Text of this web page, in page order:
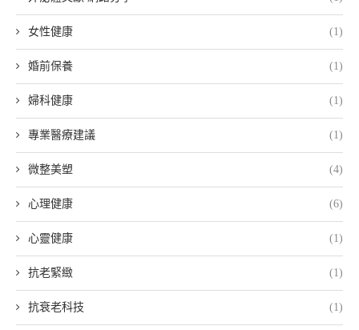
女性健康 (1)
婚前保養 (1)
婦科健康 (1)
專業醫療建議 (1)
微整美塑 (4)
心理健康 (6)
心靈健康 (1)
抗老緊緻 (1)
抗衰老科技 (1)